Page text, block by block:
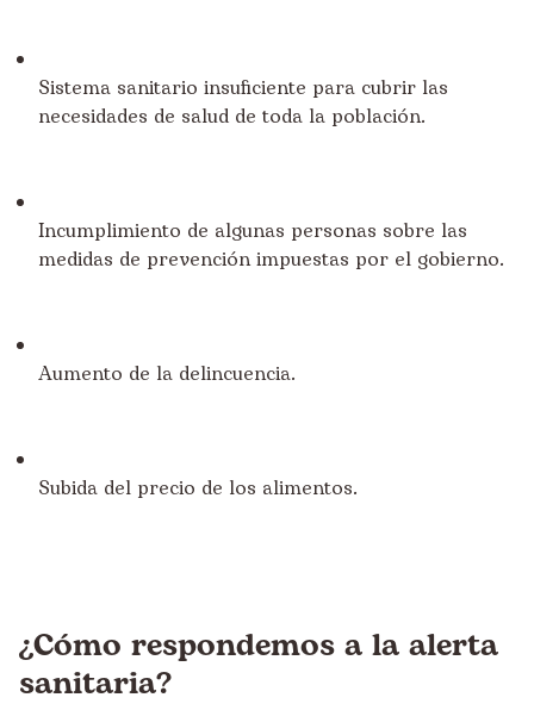
Sistema sanitario insuficiente para cubrir las
necesidades de salud de toda la población.
Incumplimiento de algunas personas sobre las
medidas de prevención impuestas por el gobierno.
Aumento de la delincuencia.
Subida del precio de los alimentos.
¿Cómo respondemos a la alerta
sanitaria?